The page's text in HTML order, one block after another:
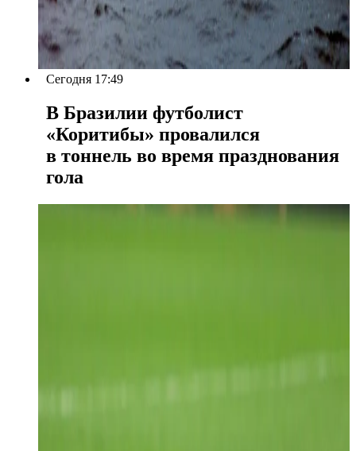
Сегодня 17:49
В Бразилии футболист
«Коритибы» провалился
в тоннель во время празднования
гола